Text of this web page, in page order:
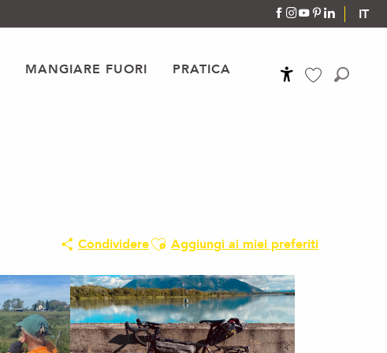
IT
MANGIARE FUORI PRATICA
CondividereAjouter aux favoris
Aggiungi ai miei preferiti